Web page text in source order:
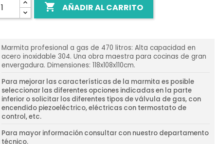
 AÑADIR AL CARRITO
Marmita profesional a gas de 470 litros: Alta capacidad en
acero inoxidable 304. Una obra maestra para cocinas de gran
envergadura. Dimensiones: 118x108x110cm.
Para mejorar las características de la marmita es posible
seleccionar las diferentes opciones indicadas en la parte
inferior o solicitar los diferentes tipos de válvula de gas, con
encendido piezoeléctrico, eléctricas con termostato de
control, etc.
Para mayor información consultar con nuestro departamento
técnico.